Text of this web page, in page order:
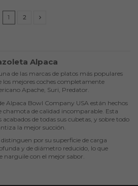
1 2
Alpaca
de las marcas de platos más populares
los mejores coches completamente
Apache, Suri, Predator.
Alpaca Bowl Company USA están hechos
chamota de calidad incomparable. Esta
de todas sus cubetas, y sobre todo
la mejor succión.
por su superficie de carga
y de diámetro reducido, lo que
narguile con el mejor sabor.